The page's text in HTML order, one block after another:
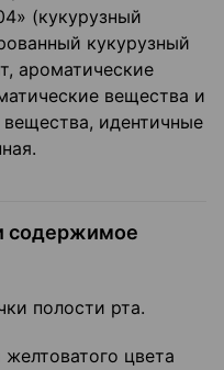
(кукурузный
кукурузный
ароматические
вещества и
идентичные
содержимое
полости рта.
цвета